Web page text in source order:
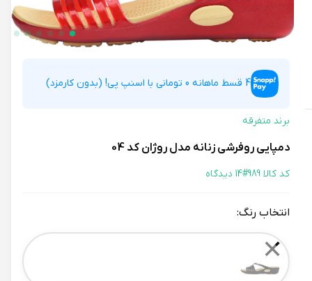
4 قسط ماهانه 0 تومانی با اسنپ پی! (بدون کارمزد)
برند متفرقه
دمپایی روفرشی زنانه مدل روژان کد 04
کد کالا 989# 14 دیدگاه
انتخاب رنگ:
Color
✕